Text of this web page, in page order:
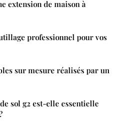
extension de maison à
professionnel pour vos
sur mesure réalisés par un
sol g2 est-elle essentielle